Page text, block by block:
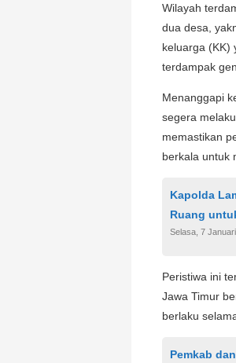
Wilayah
dua desa,
keluarga (KK)
terdampak
Menanggapi
segera
memastikan
berkala untuk
Kapolda
Ruang
Selasa, 7
Peristiwa ini
Jawa Timur
berlaku
Pemkab